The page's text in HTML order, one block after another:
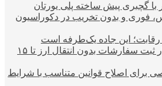
با گچبری پیش ساخته پلی یورتان
فوری و بدون تخریب در دکوراسیون
تمدید بخشنامه اعتبار ثبت سفارشات بدون انتقال ارز تا ۱۵
اصلاح قوانین متناسب با شرایط